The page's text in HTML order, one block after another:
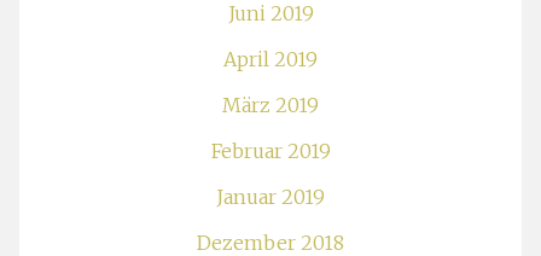
Juni 2019
April 2019
März 2019
Februar 2019
Januar 2019
Dezember 2018